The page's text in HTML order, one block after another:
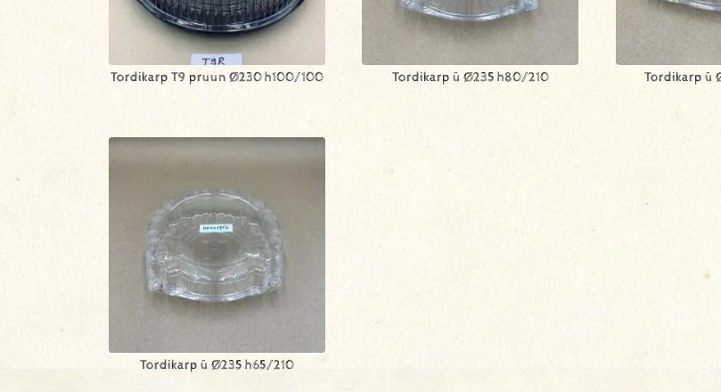
Tordikarp T9 pruun Ø230 h100/100 Tordikarp ü Ø235 h80/210 Tordikarp ü
Tordikarp ü Ø235 h65/210